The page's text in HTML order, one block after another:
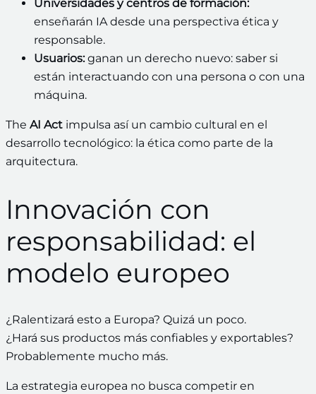
Universidades y centros de formación:
enseñarán IA desde una perspectiva ética y
responsable.
Usuarios:ganan un derecho nuevo: saber si
están interactuando con una persona o con una
máquina.
The AI Act impulsa así un cambio cultural en el
desarrollo tecnológico: la ética como parte de la
arquitectura.
Innovación con
responsabilidad: el
modelo europeo
¿Ralentizará esto a Europa? Quizá un poco.
¿Hará sus productos más confiables y exportables?
Probablemente mucho más.
La estrategia europea no busca competir en